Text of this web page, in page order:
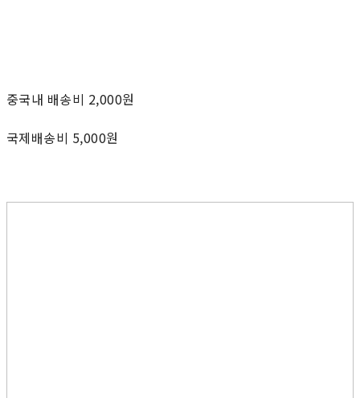
중국내 배송비 2,000원
국제배송비 5,000원